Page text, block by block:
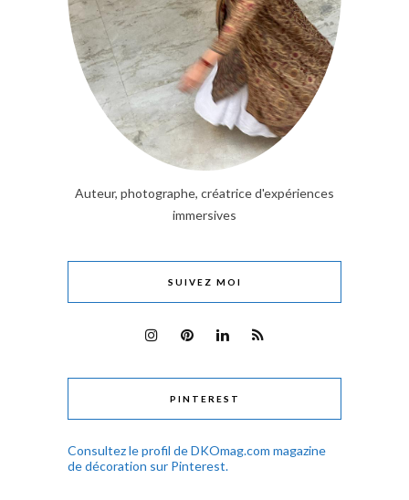
Auteur, photographe, créatrice d'expériences
immersives
SUIVEZ MOI
PINTEREST
Consultez le profil de DKOmag.com magazine
de décoration sur Pinterest.